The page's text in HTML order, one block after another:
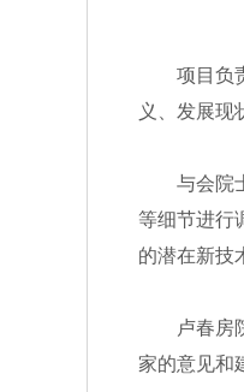
项目负责
义、发展现
与会院士
等细节进行
的潜在新技
卢春房院
家的意见和